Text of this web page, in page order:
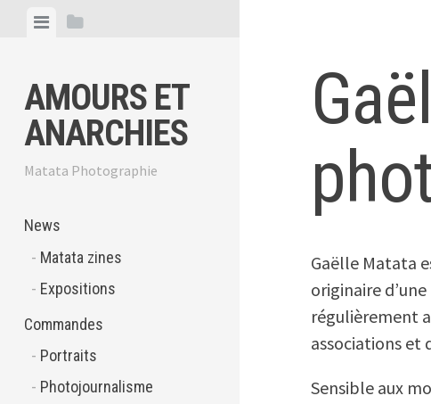
ViewView
AMOURS ET
ANARCHIES
Matata Photographie
News
Matata zines
Expositions
Commandes
Portraits
Photojournalisme
Gaëlle Matata
originaire
régulièrement
associations et
Sensible aux